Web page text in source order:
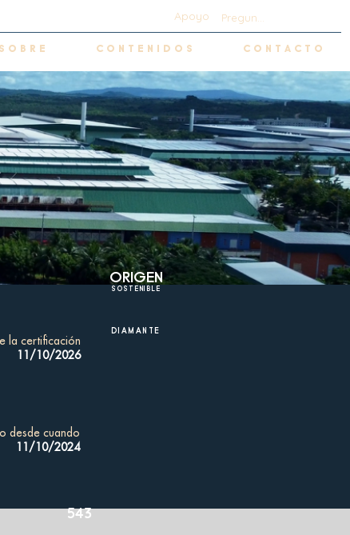
Apoyo
S O B R E C O N T E N I D O S C O N T A C T O
la certificación
11/10/2026
ORIGEN
SOSTENIBLE
DIAMANTE
desde cuando
11/10/2024
543